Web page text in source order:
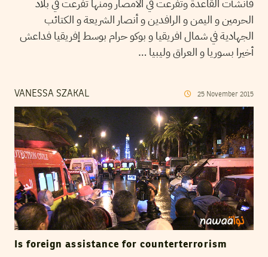
فأنشأت القاعدة وتفرعت في الأمصار ومنها تفرعت في بلاد
الحرمين و اليمن و الرافدين و أنصار الشريعة و الكتائب
الجهادية في شمال افريقيا و بوكو حرام بوسط إفريقيا فداعش
أخيرا بسوريا و العراق وليبيا …
VANESSA SZAKAL 25 November 2015
Is foreign assistance for counterterrorism